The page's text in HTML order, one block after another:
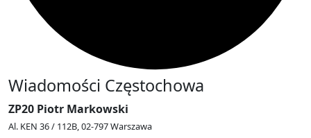
Wiadomości Częstochowa
ZP20 Piotr Markowski
Al. KEN 36 / 112B, 02-797 Warszawa